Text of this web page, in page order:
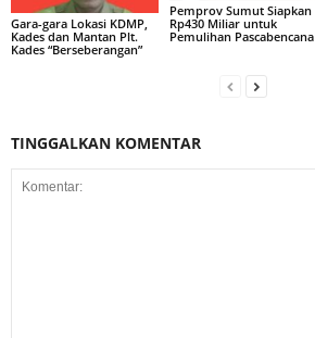
Gara-gara Lokasi KDMP,
Kades dan Mantan Plt.
Kades “Berseberangan”
Pemprov Sumut Siapkan
Rp430 Miliar untuk
Pemulihan Pascabencana
TINGGALKAN KOMENTAR